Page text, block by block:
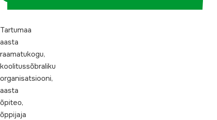
Tartumaa
aasta
raamatukogu,
koolitussõbraliku
organisatsiooni,
aasta
õpiteo,
õppijaja